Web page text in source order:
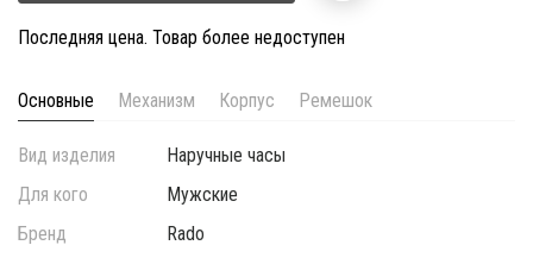
Последняя цена. Товар более недоступен
Основные Механизм Корпус Ремешок
Вид изделия
Наручные часы
Для кого
Мужские
Бренд
Rado